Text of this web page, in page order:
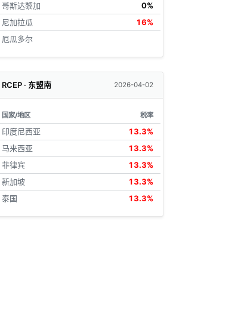
哥斯达黎加
0%
尼加拉瓜
16%
厄瓜多尔
RCEP · 东盟南 2026-04-02
国家/地区 税率
印度尼西亚
13.3%
马来西亚
13.3%
菲律宾
13.3%
新加坡
13.3%
泰国
13.3%